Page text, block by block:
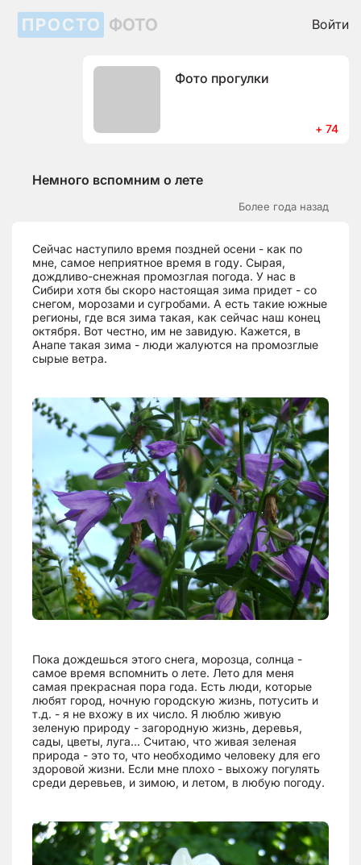
ПРОСТО ФОТО Войти
Фото прогулки
+ 74
Немного вспомним о лете
Более года назад
Сейчас наступило время поздней осени - как по
мне, самое неприятное время в году. Сырая,
дождливо-снежная промозглая погода. У нас в
Сибири хотя бы скоро настоящая зима придет - со
снегом, морозами и сугробами. А есть такие южные
регионы, где вся зима такая, как сейчас наш конец
октября. Вот честно, им не завидую. Кажется, в
Анапе такая зима - люди жалуются на промозглые
сырые ветра.
Пока дождешься этого снега, морозца, солнца -
самое время вспомнить о лете. Лето для меня
самая прекрасная пора года. Есть люди, которые
любят город, ночную городскую жизнь, потусить и
т.д. - я не вхожу в их число. Я люблю живую
зеленую природу - загородную жизнь, деревья,
сады, цветы, луга... Считаю, что живая зеленая
природа - это то, что необходимо человеку для его
здоровой жизни. Если мне плохо - выхожу погулять
среди деревьев, и зимою, и летом, в любую погоду.